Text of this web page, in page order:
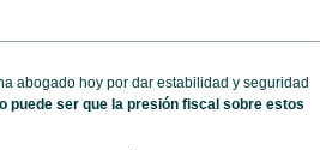
abogado hoy por dar estabilidad y seguridad
puede ser que la presión fiscal sobre estos